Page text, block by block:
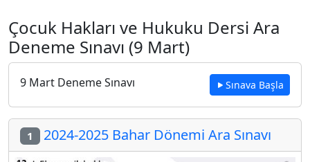
Çocuk Hakları ve Hukuku Dersi Ara
Deneme Sınavı (9 Mart)
9 Mart Deneme Sınavı Sınava Başla
1 2024-2025 Bahar Dönemi Ara Sınavı